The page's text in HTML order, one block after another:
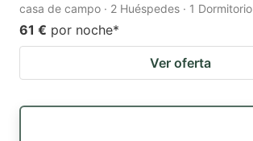
casa de campo · 2 Huéspedes · 1 Dormitorio
61 € por noche*
Ver oferta